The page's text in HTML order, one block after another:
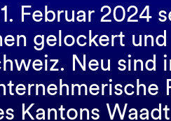
Februar 2024
gelockert
Neu sind
Kantons